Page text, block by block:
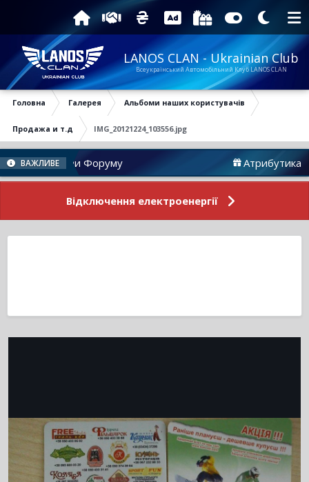
LANOS CLAN - Ukrainian Club
Всеукраїнський Автомобільний Клуб LANOS CLAN
Головна Галерея Альбоми наших користувачів
Продажа и т.д IMG_20121224_103556.jpg
ВАЖЛИВЕ
Новини Форуму Атрибутика
Відключення електроенергії